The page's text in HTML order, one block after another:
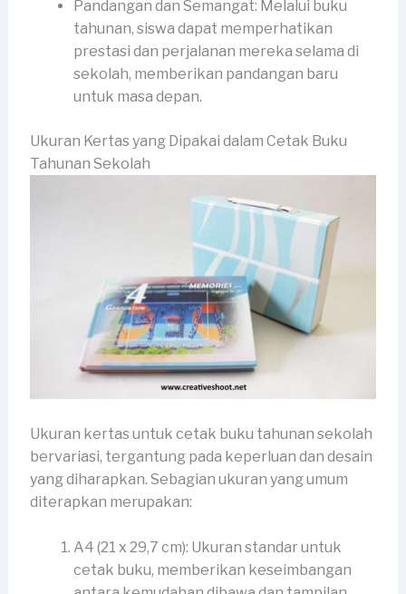
Pandangan dan Semangat: Melalui buku
tahunan, siswa dapat memperhatikan
prestasi dan perjalanan mereka selama di
sekolah, memberikan pandangan baru
untuk masa depan.
Ukuran Kertas yang Dipakai dalam Cetak Buku
Tahunan Sekolah
Ukuran kertas untuk cetak buku tahunan sekolah
bervariasi, tergantung pada keperluan dan desain
yang diharapkan. Sebagian ukuran yang umum
diterapkan merupakan:
A4 (21 x 29,7 cm): Ukuran standar untuk
cetak buku, memberikan keseimbangan